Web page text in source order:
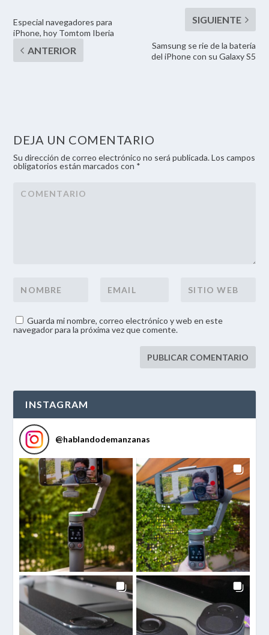
Especial navegadores para
iPhone, hoy Tomtom Iberia
Samsung se rie de la batería
del iPhone con su Galaxy S5
DEJA UN COMENTARIO
Su dirección de correo electrónico no será publicada. Los campos
obligatorios están marcados con *
Guarda mi nombre, correo electrónico y web en este
navegador para la próxima vez que comente.
INSTAGRAM
@hablandodemanzanas